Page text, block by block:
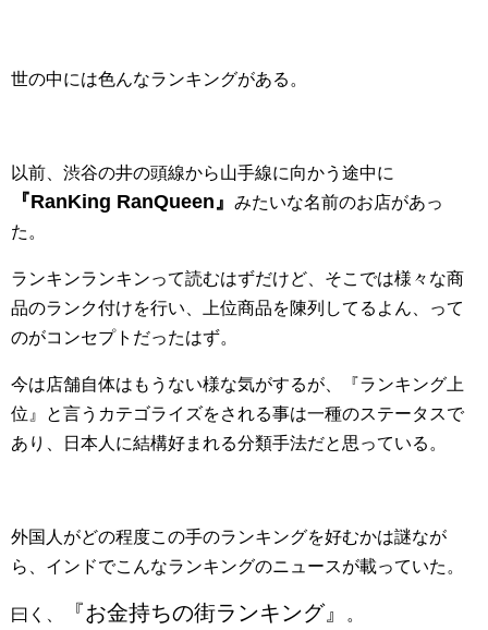
世の中には色んなランキングがある。
以前、渋谷の井の頭線から山手線に向かう途中に
『RanKing RanQueen』 みたいな名前のお店があっ
た。
ランキンランキンって読むはずだけど、そこでは様々な商
品のランク付けを行い、上位商品を陳列してるよん、って
のがコンセプトだったはず。
今は店舗自体はもうない様な気がするが、『ランキング上
位』と言うカテゴライズをされる事は一種のステータスで
あり、日本人に結構好まれる分類手法だと思っている。
外国人がどの程度この手のランキングを好むかは謎なが
ら、インドでこんなランキングのニュースが載っていた。
曰く、 『お金持ちの街ランキング』 。